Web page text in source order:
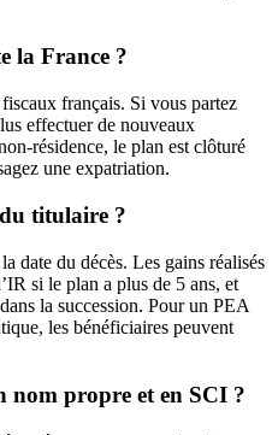
la France ?
français. Si vous partez
effectuer de nouveaux
résidence, le plan est clôturé
une expatriation.
du titulaire ?
date du décès. Les gains réalisés
si le plan a plus de 5 ans, et
la succession. Pour un PEA
les bénéficiaires peuvent
nom propre et en SCI ?